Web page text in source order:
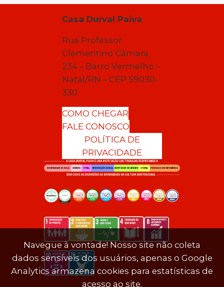
Casa Durval Paiva
Rua Professor
Clementino Câmara,
234 – Barro Vermelho –
Natal/RN – CEP 59030-
330
COMO CHEGAR
FALE CONOSCO
POLÍTICA DE
PRIVACIDADE
Navegue à vontade! Nosso site não coleta
dados sensíveis dos usuários, apenas o Google
Analytics armazena cookies para estatísticas de
acesso ao site.